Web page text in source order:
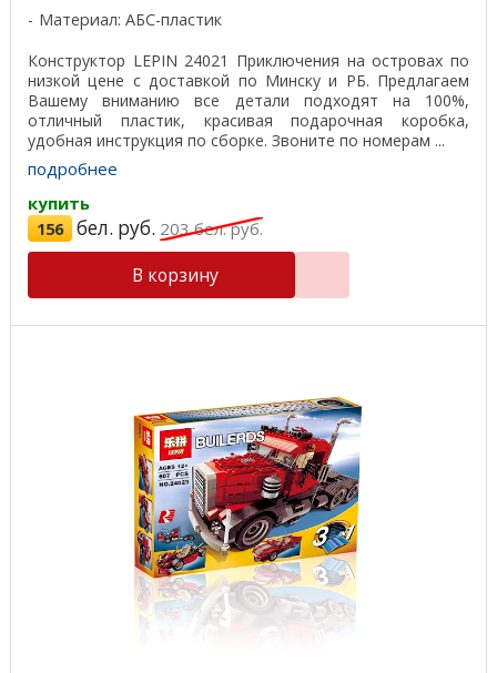
Материал: АБС-пластик
Конструктор LEPIN 24021 Приключения на островах по
низкой цене с доставкой по Минску и РБ. Предлагаем
Вашему вниманию все детали подходят на 100%,
отличный пластик, красивая подарочная коробка,
удобная инструкция по сборке. Звоните по номерам ...
подробнее
купить
156 бел. руб. 203бел. руб.
В корзину